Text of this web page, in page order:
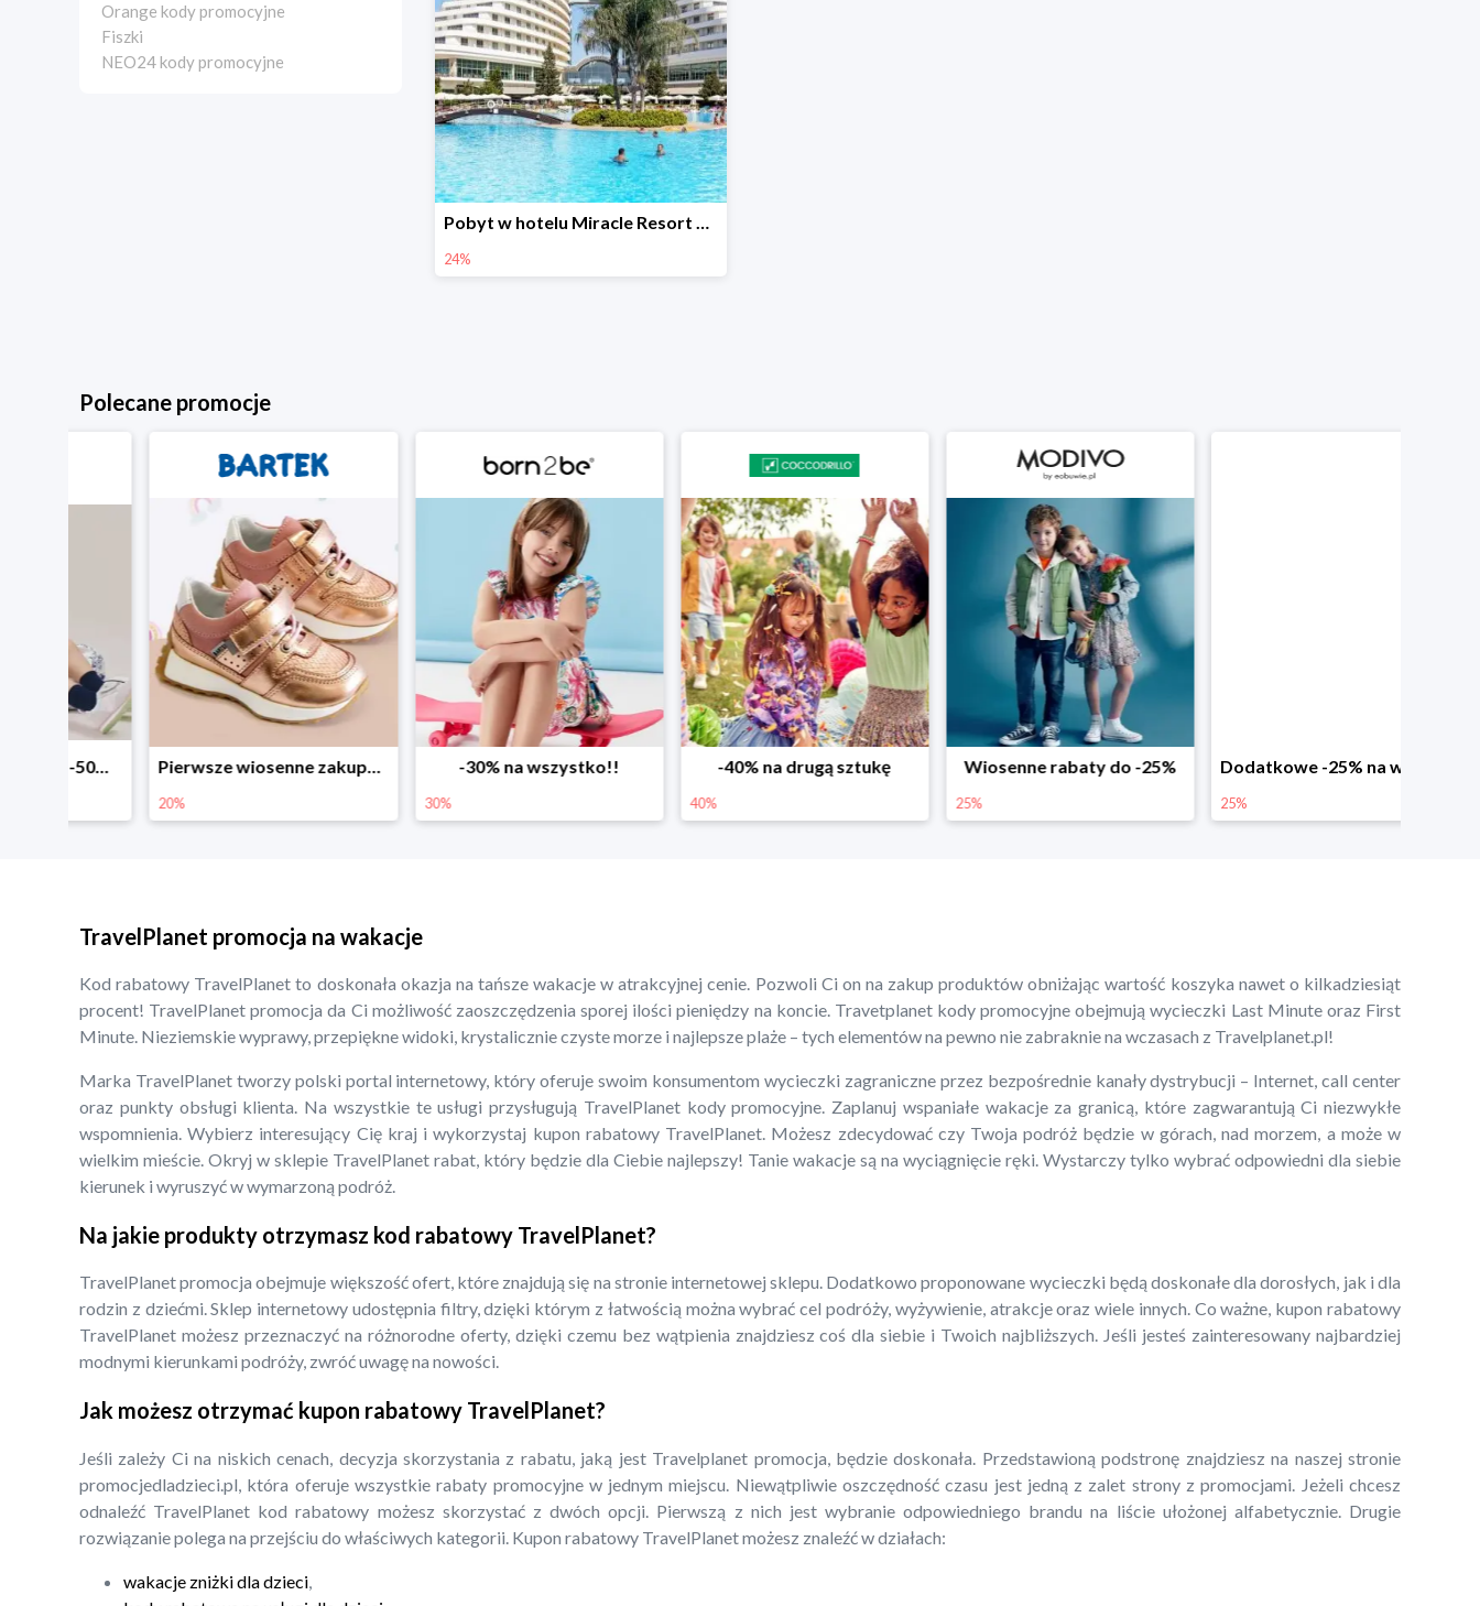
Orange kody promocyjne
Fiszki
NEO24 kody promocyjne
Pobyt w hotelu Miracle Resort w Turcji -24%
24%
Polecane promocje
Pierwsze wiosenne zakupy -20% -30% na wszystko!! -40% na drugą sztukę Wiosenne rabaty do -25% Dodatkowe -25% na wiosenne nowości
TravelPlanet promocja na wakacje
Kod rabatowy TravelPlanet to doskonała okazja na tańsze wakacje w atrakcyjnej cenie. Pozwoli Ci on na zakup produktów obniżając wartość koszyka nawet o kilkadziesiąt
procent! TravelPlanet promocja da Ci możliwość zaoszczędzenia sporej ilości pieniędzy na koncie. Travetplanet kody promocyjne obejmują wycieczki Last Minute oraz First
Minute. Nieziemskie wyprawy, przepiękne widoki, krystalicznie czyste morze i najlepsze plaże – tych elementów na pewno nie zabraknie na wczasach z Travelplanet.pl!
Marka TravelPlanet tworzy polski portal internetowy, który oferuje swoim konsumentom wycieczki zagraniczne przez bezpośrednie kanały dystrybucji – Internet, call center
oraz punkty obsługi klienta. Na wszystkie te usługi przysługują TravelPlanet kody promocyjne. Zaplanuj wspaniałe wakacje za granicą, które zagwarantują Ci niezwykłe
wspomnienia. Wybierz interesujący Cię kraj i wykorzystaj kupon rabatowy TravelPlanet. Możesz zdecydować czy Twoja podróż będzie w górach, nad morzem, a może w
wielkim mieście. Okryj w sklepie TravelPlanet rabat, który będzie dla Ciebie najlepszy! Tanie wakacje są na wyciągnięcie ręki. Wystarczy tylko wybrać odpowiedni dla siebie
kierunek i wyruszyć w wymarzoną podróż.
Na jakie produkty otrzymasz kod rabatowy TravelPlanet?
TravelPlanet promocja obejmuje większość ofert, które znajdują się na stronie internetowej sklepu. Dodatkowo proponowane wycieczki będą doskonałe dla dorosłych, jak i dla
rodzin z dziećmi. Sklep internetowy udostępnia filtry, dzięki którym z łatwością można wybrać cel podróży, wyżywienie, atrakcje oraz wiele innych. Co ważne, kupon rabatowy
TravelPlanet możesz przeznaczyć na różnorodne oferty, dzięki czemu bez wątpienia znajdziesz coś dla siebie i Twoich najbliższych. Jeśli jesteś zainteresowany najbardziej
modnymi kierunkami podróży, zwróć uwagę na nowości.
Jak możesz otrzymać kupon rabatowy TravelPlanet?
Jeśli zależy Ci na niskich cenach, decyzja skorzystania z rabatu, jaką jest Travelplanet promocja, będzie doskonała. Przedstawioną podstronę znajdziesz na naszej stronie
promocjedladzieci.pl, która oferuje wszystkie rabaty promocyjne w jednym miejscu. Niewątpliwie oszczędność czasu jest jedną z zalet strony z promocjami. Jeżeli chcesz
odnaleźć TravelPlanet kod rabatowy możesz skorzystać z dwóch opcji. Pierwszą z nich jest wybranie odpowiedniego brandu na liście ułożonej alfabetycznie. Drugie
rozwiązanie polega na przejściu do właściwych kategorii. Kupon rabatowy TravelPlanet możesz znaleźć w działach:
wakacje zniżki dla dzieci